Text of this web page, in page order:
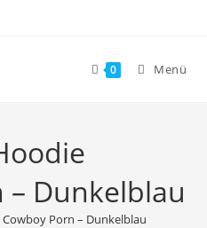
0 Menü
– Dunkelblau
Porn – Dunkelblau